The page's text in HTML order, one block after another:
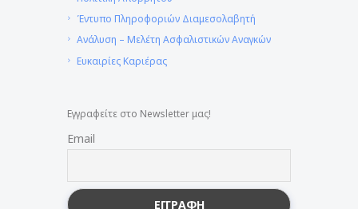
Έντυπο Πληροφοριών Διαμεσολαβητή
Ανάλυση – Μελέτη Ασφαλιστικών Αναγκών
Ευκαιρίες Καριέρας
Εγγραφείτε στο Newsletter μας!
Email